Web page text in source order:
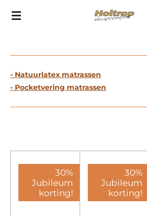
Ga
de
hoofdinhoud
- Natuurlatex matrassen
- Pocketvering matrassen
30%
Jubileum
korting!
30%
Jubileum
korting!